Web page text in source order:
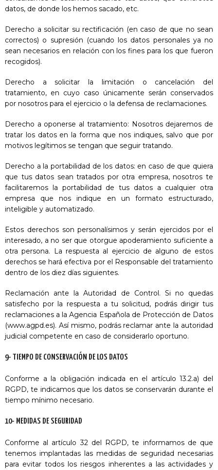
datos, de donde los hemos sacado, etc.
Derecho a solicitar su rectificación (en caso de que no sean
correctos) o supresión (cuando los datos personales ya no
sean necesarios en relación con los fines para los que fueron
recogidos).
Derecho a solicitar la limitación o cancelación del
tratamiento, en cuyo caso únicamente serán conservados
por nosotros para el ejercicio o la defensa de reclamaciones.
Derecho a oponerse al tratamiento: Nosotros dejaremos de
tratar los datos en la forma que nos indiques, salvo que por
motivos legítimos se tengan que seguir tratando.
Derecho a la portabilidad de los datos: en caso de que quiera
que tus datos sean tratados por otra empresa, nosotros te
facilitaremos la portabilidad de tus datos a cualquier otra
empresa que nos indique en un formato estructurado,
inteligible y automatizado.
Estos derechos son personalísimos y serán ejercidos por el
interesado, a no ser que otorgue apoderamiento suficiente a
otra persona. La respuesta al ejercicio de alguno de estos
derechos se hará efectiva por el Responsable del tratamiento
dentro de los diez días siguientes.
Reclamación ante la Autoridad de Control. Si no quedas
satisfecho por la respuesta a tu solicitud, podrás dirigir tus
reclamaciones a la Agencia Española de Protección de Datos
(www.agpd.es). Así mismo, podrás reclamar ante la autoridad
judicial competente en caso de considerarlo oportuno.
9- TIEMPO DE CONSERVACIÓN DE LOS DATOS
Conforme a la obligación indicada en el artículo 13.2.a) del
RGPD, te indicamos que los datos se conservarán durante el
tiempo mínimo necesario.
10- MEDIDAS DE SEGURIDAD
Conforme al artículo 32 del RGPD, te informamos de que
tenemos implantadas las medidas de seguridad necesarias
para evitar todos los riesgos inherentes a las actividades y